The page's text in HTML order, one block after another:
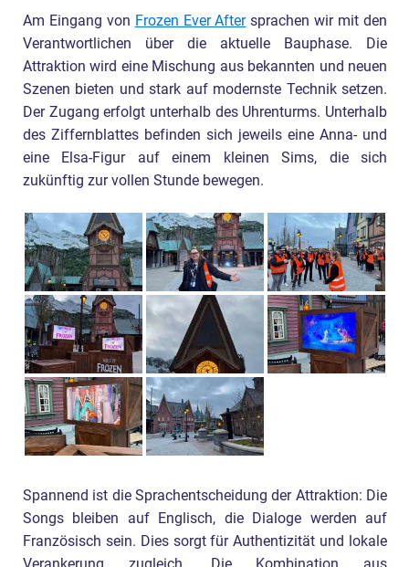
Am Eingang von Frozen Ever Aftersprachen wir mit den
Verantwortlichen über die aktuelle Bauphase. Die
Attraktion wird eine Mischung aus bekannten und neuen
Szenen bieten und stark auf modernste Technik setzen.
Der Zugang erfolgt unterhalb des Uhrenturms. Unterhalb
des Ziffernblattes befinden sich jeweils eine Anna- und
eine Elsa-Figur auf einem kleinen Sims, die sich
zukünftig zur vollen Stunde bewegen.
Spannend ist die Sprachentscheidung der Attraktion: Die
Songs bleiben auf Englisch, die Dialoge werden auf
Französisch sein. Dies sorgt für Authentizität und lokale